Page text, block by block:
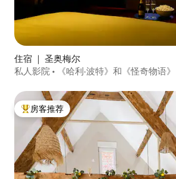
住宿 ｜ 圣奥梅尔
私人影院 • 《哈利·波特》和《怪奇物语》
热门「房客推荐」
房客推荐